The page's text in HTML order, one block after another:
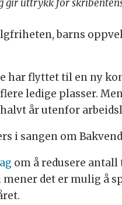
gir uttrykk for
barns
har flyttet til en ny
ledige plasser.
år utenfor
i sangen om
om å redusere
det er mulig å